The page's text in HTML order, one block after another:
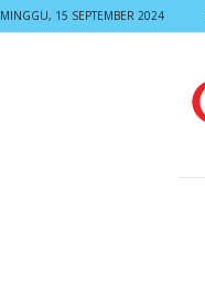
MINGGU, 15 SEPTEMBER 2024